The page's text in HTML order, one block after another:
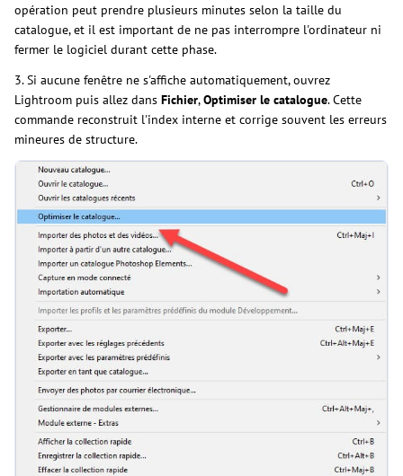
opération peut prendre plusieurs minutes selon la taille du
catalogue, et il est important de ne pas interrompre l'ordinateur ni
fermer le logiciel durant cette phase.
3. Si aucune fenêtre ne s'affiche automatiquement, ouvrez
Lightroom puis allez dans Fichier,Optimiser le catalogue. Cette
commande reconstruit l'index interne et corrige souvent les erreurs
mineures de structure.